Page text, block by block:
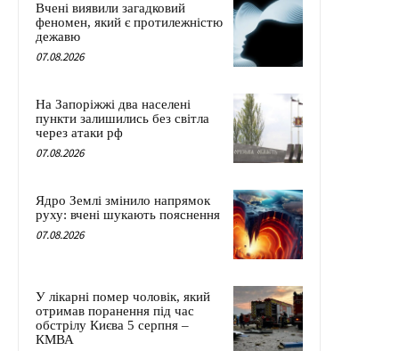
Вчені виявили загадковий
феномен, який є протилежністю
дежавю
07.08.2026
На Запоріжжі два населені
пункти залишились без світла
через атаки рф
07.08.2026
Ядро Землі змінило напрямок
руху: вчені шукають пояснення
07.08.2026
У лікарні помер чоловік, який
отримав поранення під час
обстрілу Києва 5 серпня –
КМВА